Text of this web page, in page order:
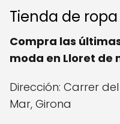
Tienda de ropa
Compra las
moda en Lloret de
Dirección: Carrer del
Mar, Girona